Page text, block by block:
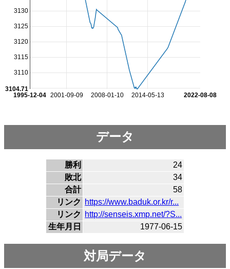
2001-09-09 2008-01-10 2014-05-13
1995-12-04 2022-08-08
3110
3115
3120
3125
3130
3104.71
データ
勝利
24
敗北
34
合計
58
リンク
https://www.baduk.or.kr/r...
リンク
http://senseis.xmp.net/?S...
生年月日
1977-06-15
対局データ